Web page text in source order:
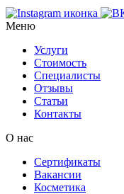
Меню
Услуги
Стоимость
Специалисты
Отзывы
Статьи
Контакты
О нас
Сертификаты
Вакансии
Косметика